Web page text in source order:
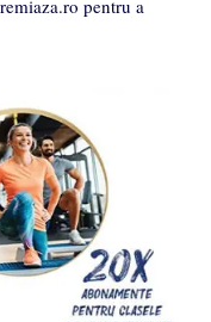
pentru a